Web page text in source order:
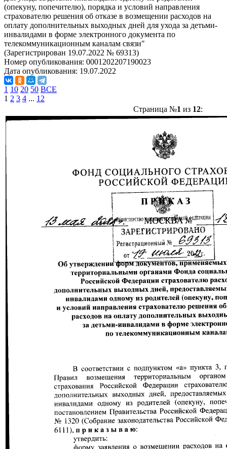
(опекуну, попечителю), порядка и условий направления
страхователю решения об отказе в возмещении расходов на
оплату дополнительных выходных дней для ухода за детьми-
инвалидами в форме электронного документа по
телекоммуникационным каналам связи"
(Зарегистрирован 19.07.2022 № 69313)
Номер опубликования: 0001202207190023
Дата опубликования: 19.07.2022
1 10 20 50 ВСЕ
1 2 3 4 ... 12
Страница №1 из 12: